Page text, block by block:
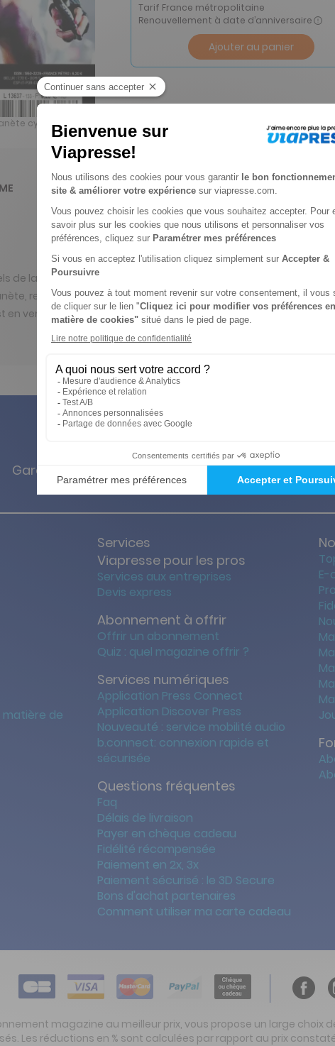
cyclisme n° 135
Tarif France métropolitaine
Renouvellement à date d’anniversaire
Ajouter au panier
de la compétition sur route. Retrouvez l’actualité du peloton,
retrouvez également l’actualité du cyclisme sur piste en
en vente tous les mois chez votre marchand de journaux.
L'AVIS DE VIAPRESSE SUR PLANÈTE CYCLISME
Garanties des prix les + bas
de
Services
Viapresse pour les pros
Services aux entreprises
Devis express
Abonnement à offrir
Offrir un abonnement
Quiz : quel magazine offrir ?
Services numériques
Application Press Connect
Application Discover Press
Nouveauté : service mobilité audio
b.connect: connexion rapide et
sécurisée
Questions fréquentes
Faq
Délais de livraison
Payer en chèque cadeau
Fidélité récompensée
Paiement en 2x, 3x
Paiement sécurisé : le 3D Secure
Bons d'achat partenaires
Comment utiliser ma carte cadeau
E-
magazine au meilleur prix, vous propose un large choix
Les réductions en % sont calculées par rapport au prix